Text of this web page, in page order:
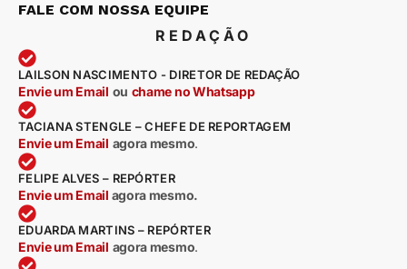
FALE COM NOSSA EQUIPE
REDAÇÃO
LAILSON NASCIMENTO - DIRETOR DE REDAÇÃO
Envie um Email ou chame no Whatsapp
TACIANA STENGLE – CHEFE DE REPORTAGEM
Envie um Email agora mesmo.
FELIPE ALVES – REPÓRTER
Envie um Email agora mesmo.
EDUARDA MARTINS – REPÓRTER
Envie um Email agora mesmo.